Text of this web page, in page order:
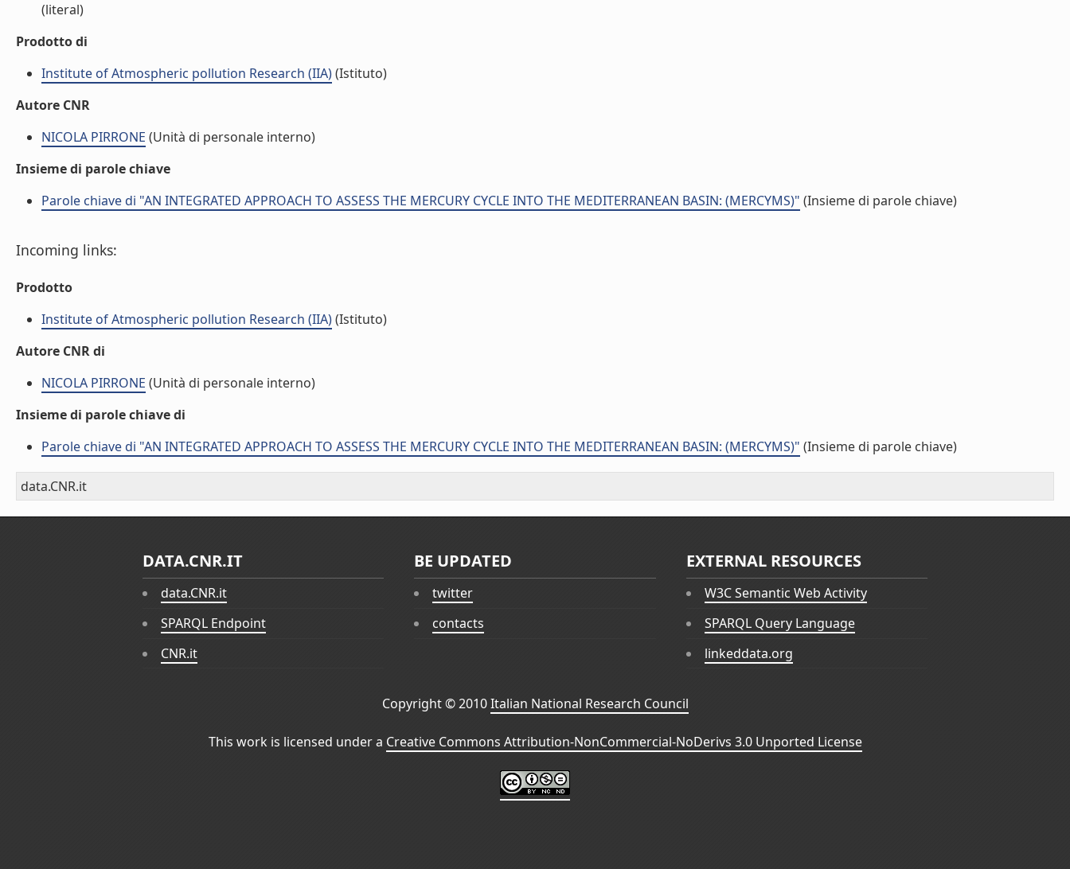
(literal)
Prodotto di
Institute of Atmospheric pollution Research (IIA)(Istituto)
Autore CNR
NICOLA PIRRONE (Unità di personale interno)
Insieme di parole chiave
Parole chiave di "AN INTEGRATED APPROACH TO ASSESS THE MERCURY CYCLE INTO THE MEDITERRANEAN BASIN: (MERCYMS)" (Insieme di parole chiave)
Incoming links:
Prodotto
Institute of Atmospheric pollution Research (IIA)(Istituto)
Autore CNR di
NICOLA PIRRONE (Unità di personale interno)
Insieme di parole chiave di
Parole chiave di "AN INTEGRATED APPROACH TO ASSESS THE MERCURY CYCLE INTO THE MEDITERRANEAN BASIN: (MERCYMS)" (Insieme di parole chiave)
data.CNR.it
DATA.CNR.IT
data.CNR.it
SPARQL Endpoint
CNR.it
BE UPDATED
twitter
contacts
EXTERNAL RESOURCES
W3C Semantic Web Activity
SPARQL Query Language
linkeddata.org
Copyright © 2010Italian National Research Council
This work is licensed under a Creative Commons Attribution-NonCommercial-NoDerivs 3.0 Unported License